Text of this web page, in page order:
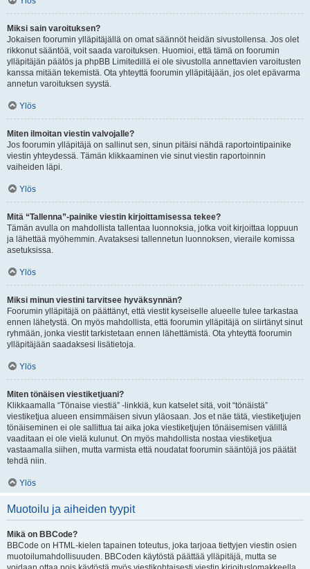
Miksi sain varoituksen?
Jokaisen foorumin ylläpitäjällä on omat säännöt heidän sivustollensa. Jos olet
rikkonut sääntöä, voit saada varoituksen. Huomioi, että tämä on foorumin
ylläpitäjän päätös ja phpBB Limitedillä ei ole sivustolla annettavien varoitusten
kanssa mitään tekemistä. Ota yhteyttä foorumin ylläpitäjään, jos olet epävarma
annetun varoituksen syystä.
Ylös
Miten ilmoitan viestin valvojalle?
Jos foorumin ylläpitäjä on sallinut sen, sinun pitäisi nähdä raportointipainike
viestin yhteydessä. Tämän klikkaaminen vie sinut viestin raportoinnin
vaiheiden läpi.
Ylös
Mitä “Tallenna”-painike viestin kirjoittamisessa tekee?
Tämän avulla on mahdollista tallentaa luonnoksia, jotka voit kirjoittaa loppuun
ja lähettää myöhemmin. Avataksesi tallennetun luonnoksen, vieraile komissa
asetuksissa.
Ylös
Miksi minun viestini tarvitsee hyväksynnän?
Foorumin ylläpitäjä on päättänyt, että viestit kyseiselle alueelle tulee tarkastaa
ennen lähetystä. On myös mahdollista, että foorumin ylläpitäjä on siirtänyt sinut
ryhmään, jonka viestit tarkistetaan ennen lähettämistä. Ota yhteyttä foorumin
ylläpitäjään saadaksesi lisätietoja.
Ylös
Miten tönäisen viestiketjuani?
Klikkaamalla “Tönaise viestiä” -linkkiä, kun katselet sitä, voit “tönäistä”
viestiketjua alueen ensimmäisen sivun yläosaan. Jos et näe tätä, viestiketjujen
tönäiseminen ei ole sallittua tai aika joka viestiketjujen tönäisemisen välillä
vaaditaan ei ole vielä kulunut. On myös mahdollista nostaa viestiketjua
vastaamalla siihen, mutta varmista että noudatat foorumin sääntöjä jos päätät
tehdä niin.
Ylös
Muotoilu ja aiheiden tyypit
Mikä on BBCode?
BBCode on HTML-kielen tapainen toteutus, joka tarjoaa tiettyjen viestin osien
muotoilumahdollisuuden. BBCoden käytöstä päättää ylläpitäjä, mutta se